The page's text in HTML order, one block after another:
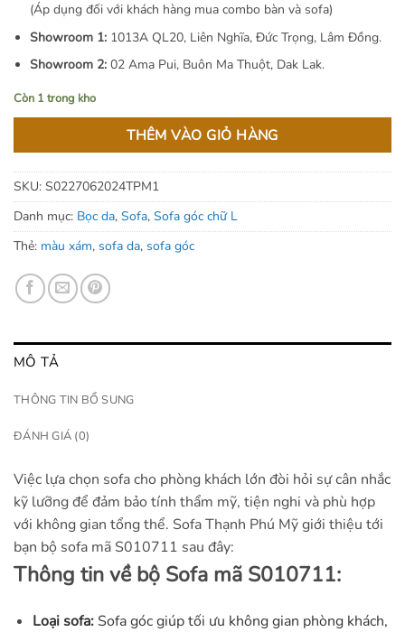
(Áp dụng đối với khách hàng mua combo bàn và sofa)
Showroom 1: 1013A QL20, Liên Nghĩa, Đức Trọng, Lâm Đồng.
Showroom 2: 02 Ama Pui, Buôn Ma Thuột, Dak Lak.
Còn 1 trong kho
THÊM VÀO GIỎ HÀNG
SKU: S0227062024TPM1
Danh mục: Bọc da, Sofa, Sofa góc chữ L
Thẻ: màu xám, sofa da, sofa góc
MÔ TẢ
THÔNG TIN BỔ SUNG
ĐÁNH GIÁ (0)
Việc lựa chọn sofa cho phòng khách lớn đòi hỏi sự cân nhắc
kỹ lưỡng để đảm bảo tính thẩm mỹ, tiện nghi và phù hợp
với không gian tổng thể. Sofa Thạnh Phú Mỹ giới thiệu tới
bạn bộ sofa mã S010711 sau đây:
Thông tin về bộ Sofa mã S010711:
Loại sofa:Sofa góc giúp tối ưu không gian phòng khách,